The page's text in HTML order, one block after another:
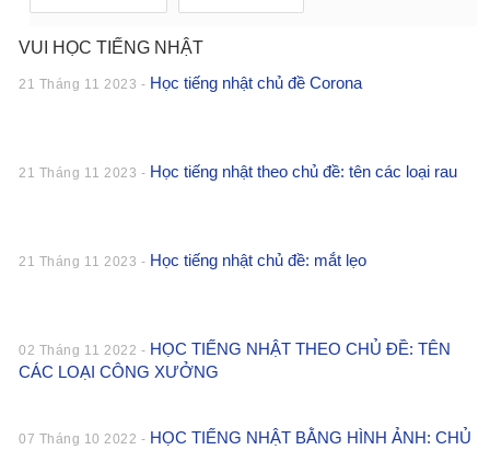
VUI HỌC TIẾNG NHẬT
21 Tháng 11 2023 - Học tiếng nhật chủ đề Corona
21 Tháng 11 2023 - Học tiếng nhật theo chủ đề: tên các loại rau
21 Tháng 11 2023 - Học tiếng nhật chủ đề: mắt lẹo
02 Tháng 11 2022 - HỌC TIẾNG NHẬT THEO CHỦ ĐỀ: TÊN
CÁC LOẠI CÔNG XƯỞNG
07 Tháng 10 2022 - HỌC TIẾNG NHẬT BẰNG HÌNH ẢNH: CHỦ